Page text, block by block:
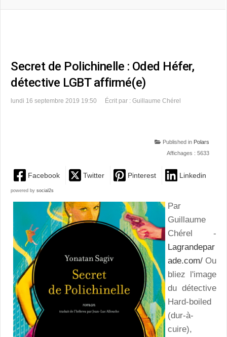
Secret de Polichinelle : Oded Héfer,
détective LGBT affirmé(e)
lundi 16 septembre 2019 19:50 Écrit par : Guillaume Chérel
Published in Polars
Affichages : 5633
Facebook Twitter Pinterest Linkedin
powered by social2s
Par
Guillaume
Chérel -
Lagrandepar
ade.com/ Ou
bliez l'image
du détective
Hard-boiled
(dur-à-
cuire),